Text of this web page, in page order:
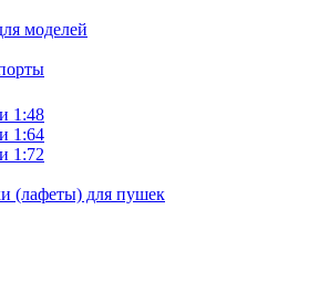
моделей
1:48
1:64
1:72
(лафеты) для пушек